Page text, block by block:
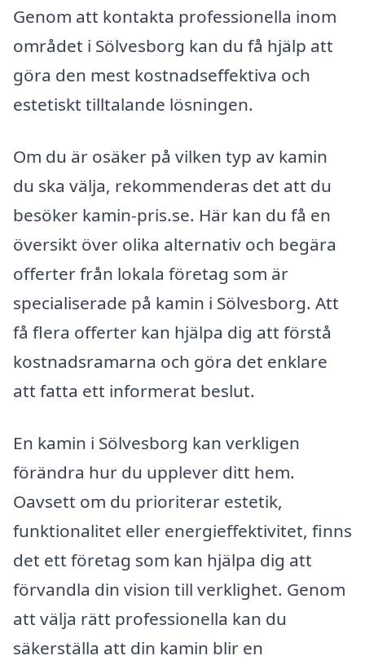
Genom att kontakta professionella inom
området i Sölvesborg kan du få hjälp att
göra den mest kostnadseffektiva och
estetiskt tilltalande lösningen.
Om du är osäker på vilken typ av kamin
du ska välja, rekommenderas det att du
besöker kamin-pris.se. Här kan du få en
översikt över olika alternativ och begära
offerter från lokala företag som är
specialiserade på kamin i Sölvesborg. Att
få flera offerter kan hjälpa dig att förstå
kostnadsramarna och göra det enklare
att fatta ett informerat beslut.
En kamin i Sölvesborg kan verkligen
förändra hur du upplever ditt hem.
Oavsett om du prioriterar estetik,
funktionalitet eller energieffektivitet, finns
det ett företag som kan hjälpa dig att
förvandla din vision till verklighet. Genom
att välja rätt professionella kan du
säkerställa att din kamin blir en